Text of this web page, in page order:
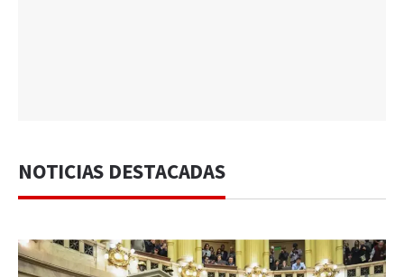
NOTICIAS DESTACADAS